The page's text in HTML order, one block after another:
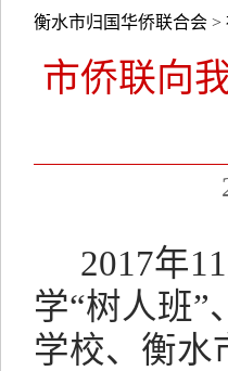
衡水市归国华侨联合会 >
市侨联向
2017年
学“树人班”
学校、衡水